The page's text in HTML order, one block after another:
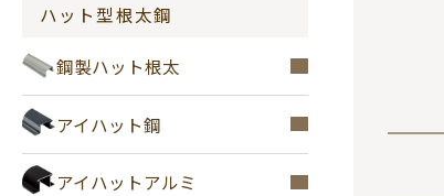
ハット型根太鋼
鋼製ハット根太
アイハット鋼
アイハットアルミ